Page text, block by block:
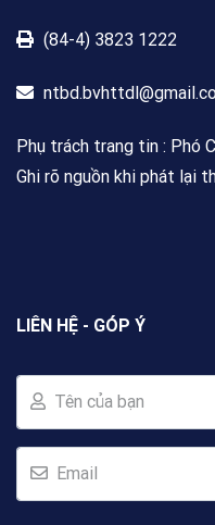
(84-4) 3823 1222
Phụ trách trang tin : Phó
Ghi rõ nguồn khi phát lại
LIÊN HỆ - GÓP Ý
Tên của bạn
Email